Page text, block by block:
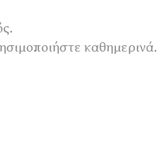
καθημερινά.